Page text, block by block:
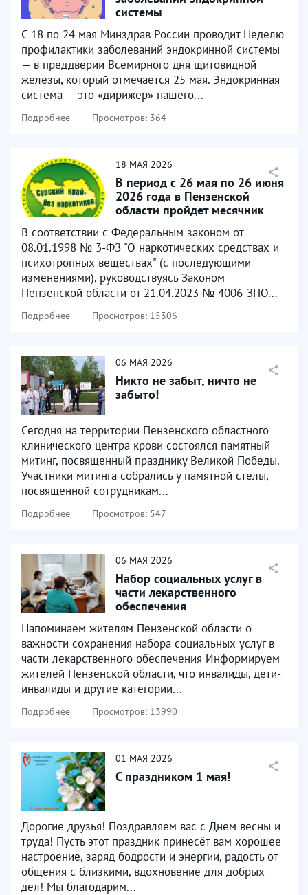
системы
С 18 по 24 мая Минздрав России проводит Неделю
профилактики заболеваний эндокринной системы
— в преддверии Всемирного дня щитовидной
железы, который отмечается 25 мая. Эндокринная
система — это «дирижёр» нашего...
Подробнее Просмотров: 364
18 МАЯ 2026
В период с 26 мая по 26 июня
2026 года в Пензенской
области пройдет месячник
В соответствии с Федеральным законом от
08.01.1998 № 3-ФЗ "О наркотических средствах и
психотропных веществах" (с последующими
изменениями), руководствуясь Законом
Пензенской области от 21.04.2023 № 4006-ЗПО...
Подробнее Просмотров: 15306
06 МАЯ 2026
Никто не забыт, ничто не
забыто!
Сегодня на территории Пензенского областного
клинического центра крови состоялся памятный
митинг, посвященный празднику Великой Победы.
Участники митинга собрались у памятной стелы,
посвященной сотрудникам...
Подробнее Просмотров: 547
06 МАЯ 2026
Набор социальных услуг в
части лекарственного
обеспечения
Напоминаем жителям Пензенской области о
важности сохранения набора социальных услуг в
части лекарственного обеспечения Информируем
жителей Пензенской области, что инвалиды, дети-
инвалиды и другие категории...
Подробнее Просмотров: 13990
01 МАЯ 2026
С праздником 1 мая!
Дорогие друзья! Поздравляем вас с Днем весны и
труда! Пусть этот праздник принесёт вам хорошее
настроение, заряд бодрости и энергии, радость от
общения с близкими, вдохновение для добрых
дел! Мы благодарим...